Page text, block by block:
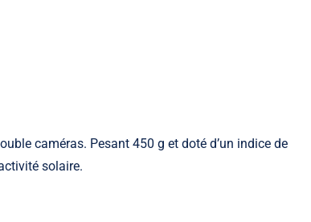
caméras. Pesant 450 g et doté d’un indice de
solaire.